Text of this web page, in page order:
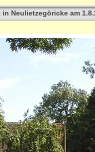
Neulietzegöricke am